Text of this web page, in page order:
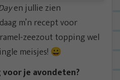
en jullie zien
m’n recept voor
zeezout topping wel
meisjes! 😀
je avondeten?